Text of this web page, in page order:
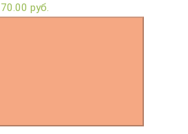
70.00 руб.